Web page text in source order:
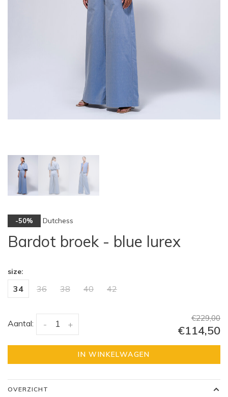
-50% Dutchess
Bardot broek - blue lurex
size:
34 36 38 40 42
Aantal: +
-
€229,00
€114,50
IN WINKELWAGEN
OVERZICHT